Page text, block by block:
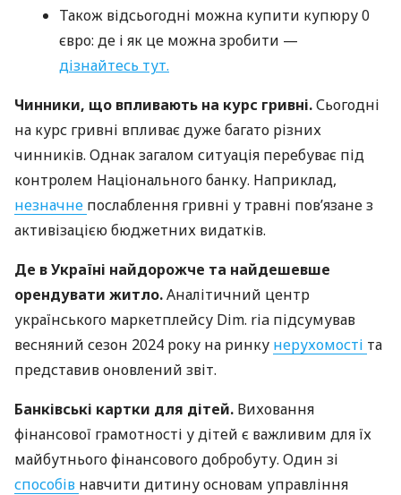
Також відсьогодні можна купити купюру 0
євро: де і як це можна зробити —
дізнайтесь тут.
Чинники, що впливають на курс гривні.Сьогодні
на курс гривні впливає дуже багато різних
чинників. Однак загалом ситуація перебуває під
контролем Національного банку. Наприклад,
незначне послаблення гривні у травні пов’язане з
активізацією бюджетних видатків.
Де в Україні найдорожче та найдешевше
орендувати житло.Аналітичний центр
українського маркетплейсу Dim. ria підсумував
весняний сезон 2024 року на ринку нерухомості та
представив оновлений звіт.
Банківські картки для дітей. Виховання
фінансової грамотності у дітей є важливим для їх
майбутнього фінансового добробуту. Один зі
способів навчити дитину основам управління